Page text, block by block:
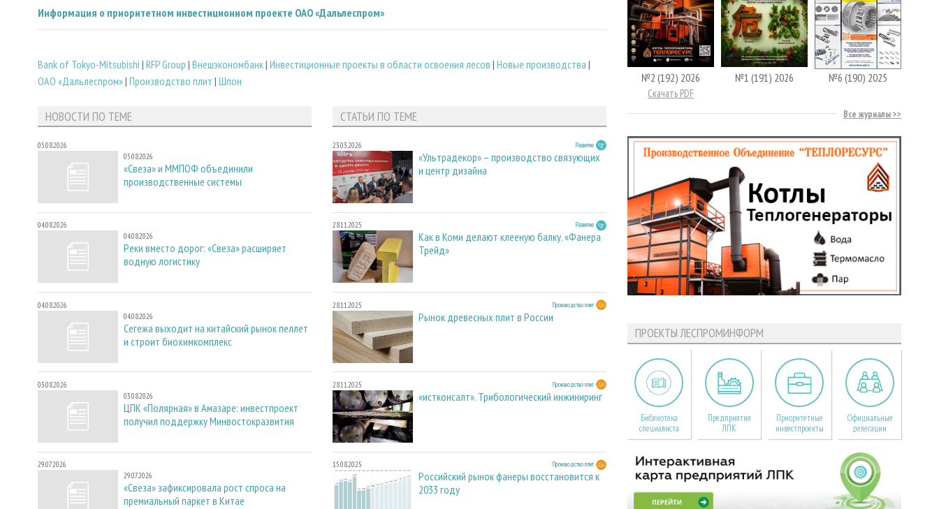
Информация о приоритетном инвестиционном проекте ОАО «Дальлеспром»
Bank of Tokyo-Mitsubishi | RFP Group | Внешэкономбанк| Инвестиционные проекты в области освоения лесов | Новые производства |
ОАО «Дальлеспром»| Производство плит | Шпон
НОВОСТИ ПО ТЕМЕ
05.08.2026
05.08.2026
«Свеза» и ММПОФ объединили
производственные системы
04.08.2026
04.08.2026
Реки вместо дорог: «Свеза» расширяет
водную логистику
04.08.2026
04.08.2026
Сегежа выходит на китайский рынок пеллет
и строит биохимкомплекс
03.08.2026
03.08.2026
ЦПК «Полярная» в Амазаре: инвестпроект
получил поддержку Минвостокразвития
29.07.2026
29.07.2026
«Свеза» зафиксировала рост спроса на
премиальный паркет в Китае
СТАТЬИ ПО ТЕМЕ
23.03.2026 Развитие
«Ультрадекор» – производство связующих
и центр дизайна
28.11.2025 Развитие
Как в Коми делают клееную балку. «Фанера
Трейд»
28.11.2025 Производство плит
Рынок древесных плит в России
28.11.2025 Производство плит
«истконсалт». Трибологический инжиниринг
15.08.2025 Производство плит
Российский рынок фанеры восстановится к
2033 году
№2 (192) 2026
Скачать PDF
№1 (191) 2026 №6 (190) 2025
Все журналы
ПРОЕКТЫ ЛЕСПРОМИНФОРМ
Библиотека
специалиста
Предприятия
ЛПК
Приоритетные
инвестпроекты
Официальные
делегации